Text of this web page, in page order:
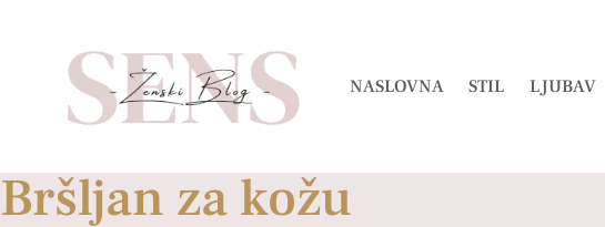
NASLOVNA STIL LJUBAV
Bršljan za kožu